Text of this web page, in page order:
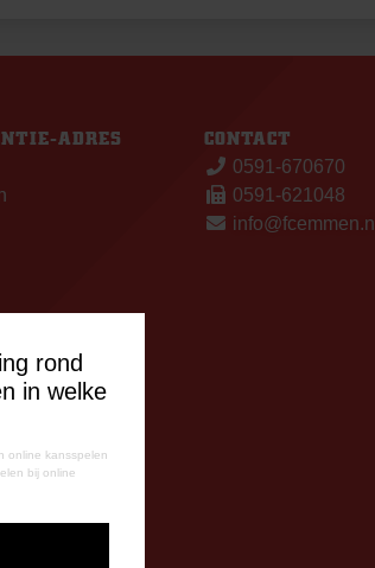
rond
in welke
online kansspelen
bij online
ADRES CONTACT
0591-670670
0591-621048
info@fcemmen.nl